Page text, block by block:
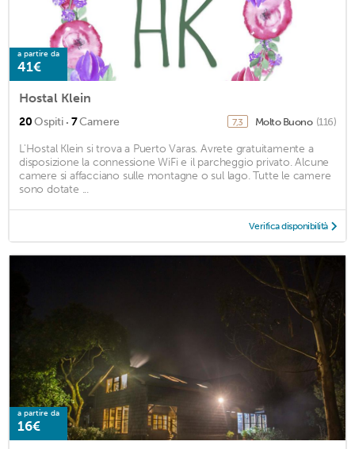
a partire da
41€
Hostal Klein
20Ospiti · 7Camere 7,3 Molto Buono (116)
L'Hostal Klein si trova a Puerto Varas. Avrete gratuitamente a
disposizione la connessione WiFi e il parcheggio privato. Alcune
camere si affacciano sulle montagne o sul lago. Tutte le camere
sono dotate ...
Verifica disponibilità
a partire da
16€